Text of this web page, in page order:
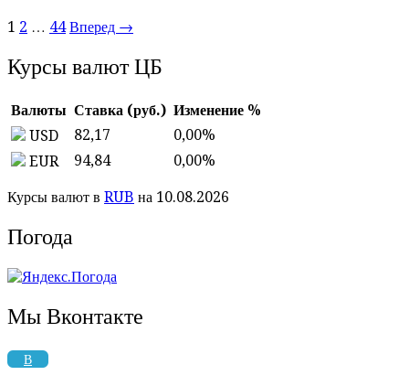
1 2 … 44 Вперед →
Курсы валют ЦБ
Валюты Ставка (руб.) Изменение %
USD
82,17 0,00%
EUR
94,84 0,00%
Курсы валют в RUB на 10.08.2026
Погода
Мы Вконтакте
В